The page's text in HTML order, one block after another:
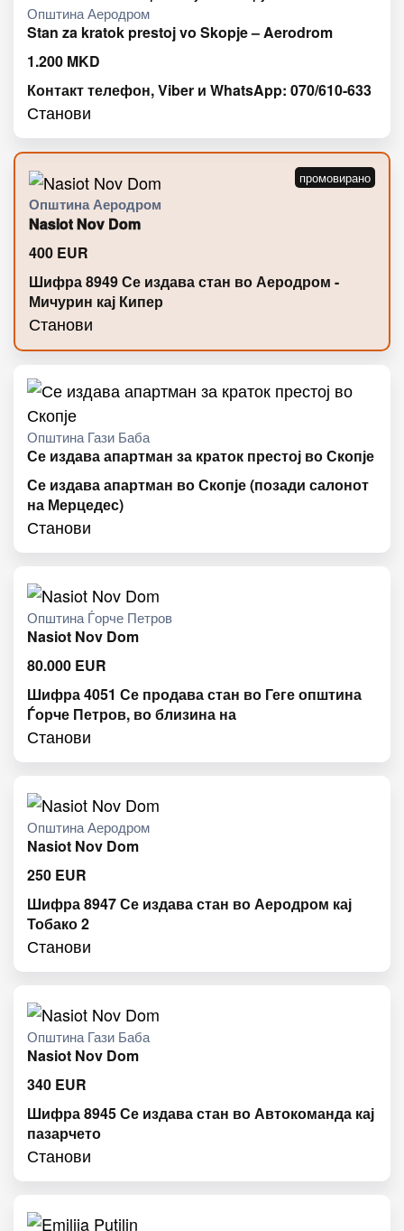
Општина Аеродром
Stan za kratok prestoj vo Skopje – Aerodrom
1.200 MKD
Контакт телефон, Viber и WhatsApp: 070/610-633
Станови
Општина Аеродром
Nasiot Nov Dom
400 EUR
Шифра 8949 Се издава стан во Аеродром -
Мичурин кај Кипер
Станови
Општина Гази Баба
Се издава апартман за краток престој во Скопје
Се издава апартман во Скопје (позади салонот
на Мерцедес)
Станови
Општина Ѓорче Петров
Nasiot Nov Dom
80.000 EUR
Шифра 4051 Се продава стан во Геге општина
Ѓорче Петров, во близина на
Станови
Општина Аеродром
Nasiot Nov Dom
250 EUR
Шифра 8947 Се издава стан во Аеродром кај
Тобако 2
Станови
Општина Гази Баба
Nasiot Nov Dom
340 EUR
Шифра 8945 Се издава стан во Автокоманда кај
пазарчето
Станови